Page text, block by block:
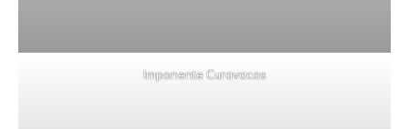
Imponente Curavacas